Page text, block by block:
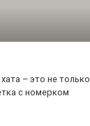
– это не только
с номерком